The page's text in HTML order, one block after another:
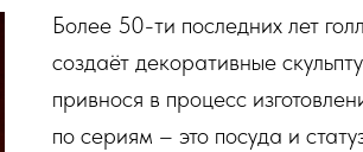
Более 50-ти последних лет
создаёт декоративные
привнося в процесс
по сериям – это посуда и